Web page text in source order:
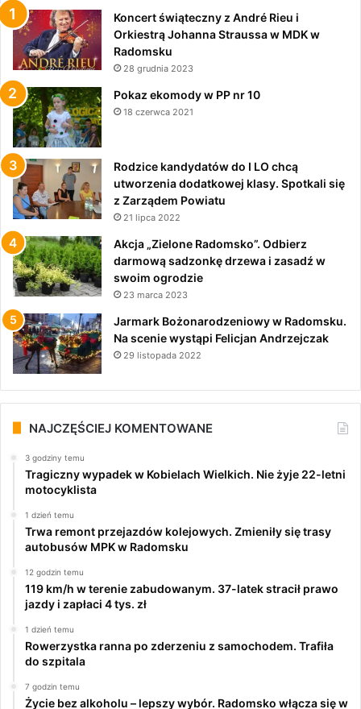
Koncert świąteczny z André Rieu i
Orkiestrą Johanna Straussa w MDK w
Radomsku
28 grudnia 2023
Pokaz ekomody w PP nr 10
18 czerwca 2021
Rodzice kandydatów do I LO chcą
utworzenia dodatkowej klasy. Spotkali się
z Zarządem Powiatu
21 lipca 2022
Akcja „Zielone Radomsko”. Odbierz
darmową sadzonkę drzewa i zasadź w
swoim ogrodzie
23 marca 2023
Jarmark Bożonarodzeniowy w Radomsku.
Na scenie wystąpi Felicjan Andrzejczak
29 listopada 2022
NAJCZĘŚCIEJ KOMENTOWANE
3 godziny temu
Tragiczny wypadek w Kobielach Wielkich. Nie żyje 22-letni
motocyklista
1 dzień temu
Trwa remont przejazdów kolejowych. Zmieniły się trasy
autobusów MPK w Radomsku
12 godzin temu
119 km/h w terenie zabudowanym. 37-latek stracił prawo
jazdy i zapłaci 4 tys. zł
1 dzień temu
Rowerzystka ranna po zderzeniu z samochodem. Trafiła
do szpitala
7 godzin temu
Życie bez alkoholu – lepszy wybór. Radomsko włącza się w